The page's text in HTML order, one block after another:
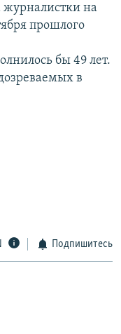
журналистки на
прошлого
бы 49 лет.
в
Подпишитесь